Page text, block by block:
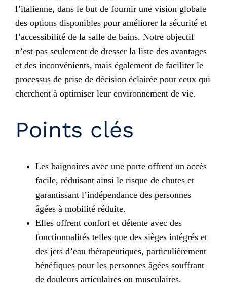
l’italienne, dans le but de fournir une vision globale
des options disponibles pour améliorer la sécurité et
l’accessibilité de la salle de bains. Notre objectif
n’est pas seulement de dresser la liste des avantages
et des inconvénients, mais également de faciliter le
processus de prise de décision éclairée pour ceux qui
cherchent à optimiser leur environnement de vie.
Points clés
Les baignoires avec une porte offrent un accès
facile, réduisant ainsi le risque de chutes et
garantissant l’indépendance des personnes
âgées à mobilité réduite.
Elles offrent confort et détente avec des
fonctionnalités telles que des sièges intégrés et
des jets d’eau thérapeutiques, particulièrement
bénéfiques pour les personnes âgées souffrant
de douleurs articulaires ou musculaires.